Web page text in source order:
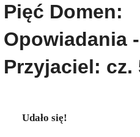
Pięć Domen:
Opowiadania -
Przyjaciel: cz.
Udało się!